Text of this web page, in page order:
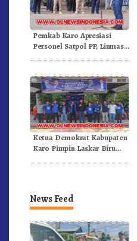
Pemkab Karo Apresiasi
Personel Satpol PP, Linmas,
Ketua Demokrat Kabupaten
Karo Pimpin Laskar Biru
News Feed